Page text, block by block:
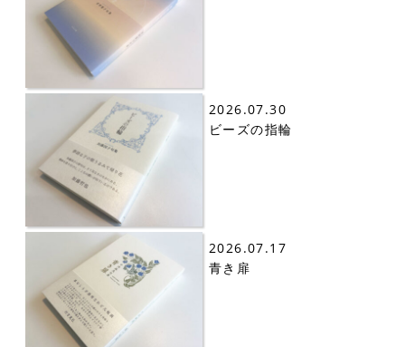
2026.07.30
ビーズの指輪
2026.07.17
青き扉